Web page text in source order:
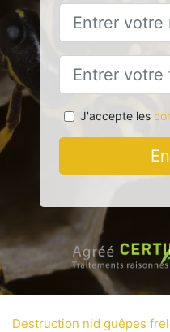
J'accepte les
Destruction nid guêpes